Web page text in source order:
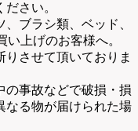
さい。
ブラシ類、ベッド、
い上げのお客様へ。
させて頂いておりま
の事故などで破損・損
なる物が届けられた場